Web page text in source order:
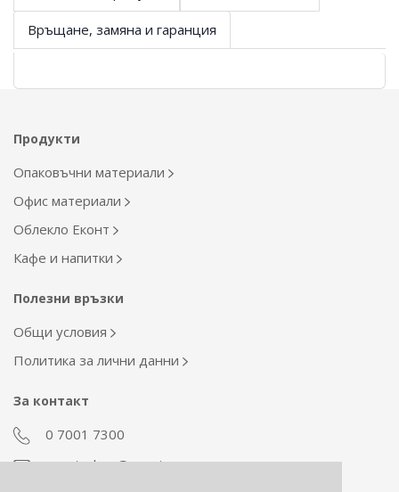
Връщане, замяна и гаранция
Продукти
Опаковъчни материали
Офис материали
Облекло Еконт
Кафе и напитки
Полезни връзки
Общи условия
Политика за лични данни
За контакт
0 7001 7300
econt_shop@econt.com